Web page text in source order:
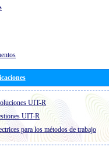
UIT-R
UIT-R
para los métodos de trabajo